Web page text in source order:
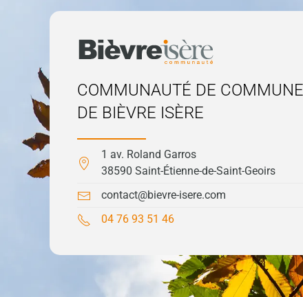
COMMUNAUTÉ DE
DE BIÈVRE ISÈRE
1 av. Roland Garros
38590 Saint-Étienne-de-Saint-Geoirs
contact@bievre-isere.com
04 76 93 51 46